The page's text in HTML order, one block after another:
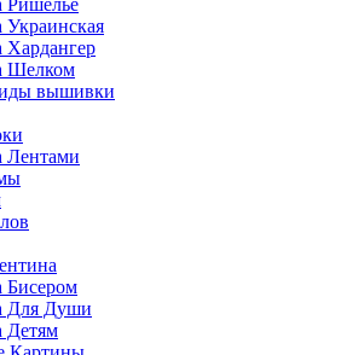
Шелком
вышивки
Для Души